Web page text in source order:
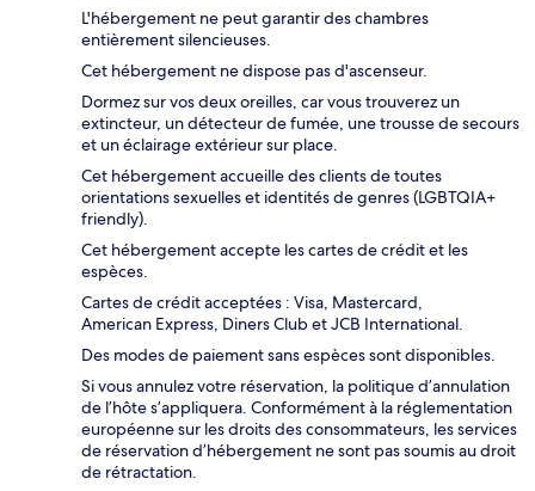
L'hébergement ne peut garantir des chambres
entièrement silencieuses.
Cet hébergement ne dispose pas d'ascenseur.
Dormez sur vos deux oreilles, car vous trouverez un
extincteur, un détecteur de fumée, une trousse de secours
et un éclairage extérieur sur place.
Cet hébergement accueille des clients de toutes
orientations sexuelles et identités de genres (LGBTQIA+
friendly).
Cet hébergement accepte les cartes de crédit et les
espèces.
Cartes de crédit acceptées : Visa, Mastercard,
American Express, Diners Club et JCB International.
Des modes de paiement sans espèces sont disponibles.
Si vous annulez votre réservation, la politique d’annulation
de l’hôte s’appliquera. Conformément à la réglementation
européenne sur les droits des consommateurs, les services
de réservation d’hébergement ne sont pas soumis au droit
de rétractation.